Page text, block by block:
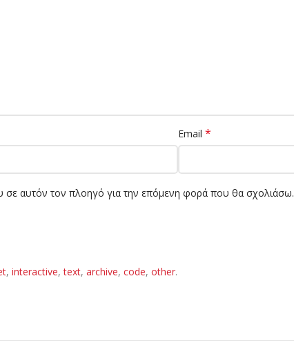
Email *
αυτόν τον πλοηγό για την επόμενη φορά που θα σχολιάσω.
, interactive,text, archive, code, other.